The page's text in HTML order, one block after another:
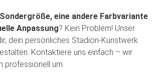
Sondergröße, eine andere Farbvariante
Anpassung? Kein Problem! Unser
dein persönliches Stadion-Kunstwerk
Kontaktiere uns einfach – wir
professionell um.